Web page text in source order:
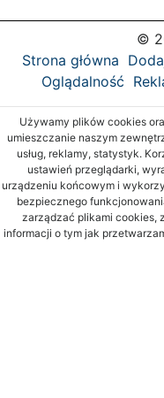
©
Strona główna
Oglądalność
Używamy plików cookies
umieszczanie naszym
usług, reklamy, statystyk.
ustawień przeglądarki,
urządzeniu końcowym i
bezpiecznego
zarządzać plikami cookies,
informacji o tym jak